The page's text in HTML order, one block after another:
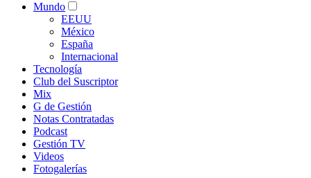
Mundo
EEUU
México
España
Internacional
Tecnología
Club del Suscriptor
Mix
G de Gestión
Notas Contratadas
Podcast
Gestión TV
Videos
Fotogalerías